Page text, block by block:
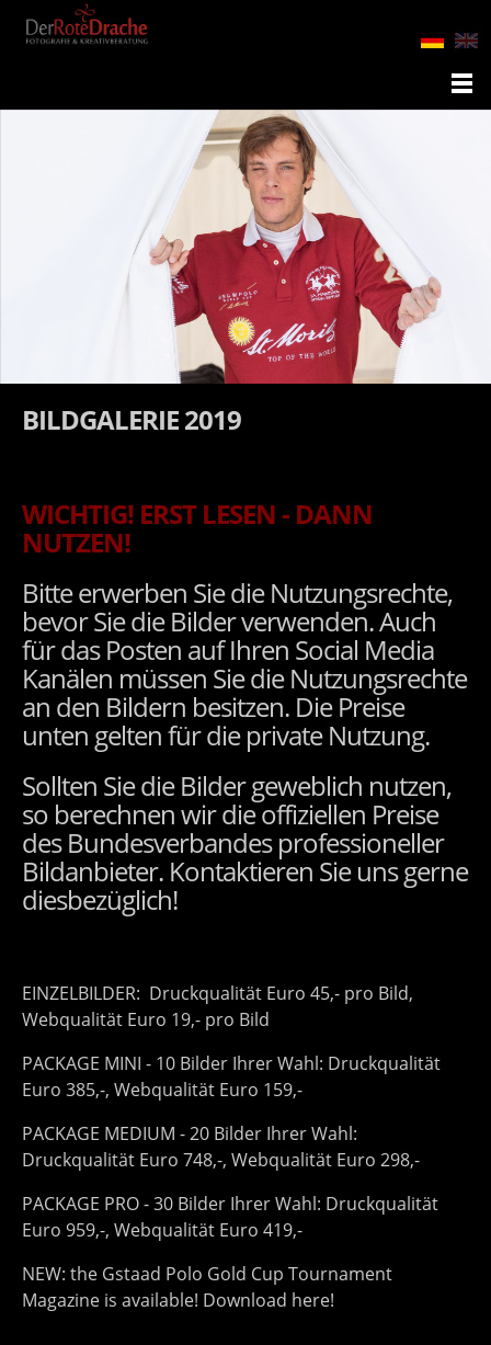
BILDGALERIE 2019
WICHTIG! ERST LESEN - DANN
NUTZEN!
Bitte erwerben Sie die Nutzungsrechte,
bevor Sie die Bilder verwenden. Auch
für das Posten auf Ihren Social Media
Kanälen müssen Sie die Nutzungsrechte
an den Bildern besitzen. Die Preise
unten gelten für die private Nutzung.
Sollten Sie die Bilder geweblich nutzen,
so berechnen wir die offiziellen Preise
des Bundesverbandes professioneller
Bildanbieter. Kontaktieren Sie uns gerne
diesbezüglich!
EINZELBILDER: Druckqualität Euro 45,- pro Bild,
Webqualität Euro 19,- pro Bild
PACKAGE MINI - 10 Bilder Ihrer Wahl: Druckqualität
Euro 385,-, Webqualität Euro 159,-
PACKAGE MEDIUM - 20 Bilder Ihrer Wahl:
Druckqualität Euro 748,-, Webqualität Euro 298,-
PACKAGE PRO - 30 Bilder Ihrer Wahl: Druckqualität
Euro 959,-, Webqualität Euro 419,-
NEW: the Gstaad Polo Gold Cup Tournament
Magazine is available! Download here!